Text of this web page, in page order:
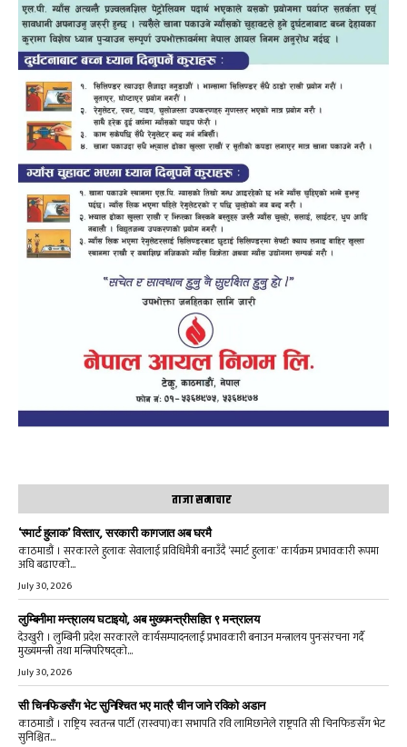
ताजा समाचार
‘स्मार्ट हुलाक’ विस्तार, सरकारी कागजात अब घरमै
काठमाडौं । सरकारले हुलाक सेवालाई प्रविधिमैत्री बनाउँदै ‘स्मार्ट हुलाक’ कार्यक्रम प्रभावकारी रूपमा
अघि बढाएको...
July 30, 2026
लुम्बिनीमा मन्त्रालय घटाइयो, अब मुख्यमन्त्रीसहित ९ मन्त्रालय
देउखुरी । लुम्बिनी प्रदेश सरकारले कार्यसम्पादनलाई प्रभावकारी बनाउन मन्त्रालय पुनःसंरचना गर्दै
मुख्यमन्त्री तथा मन्त्रिपरिषद्को...
July 30, 2026
सी चिनफिङसँग भेट सुनिश्चित भए मात्रै चीन जाने रविको अडान
काठमाडौं । राष्ट्रिय स्वतन्त्र पार्टी (रास्वपा)का सभापति रवि लामिछानेले राष्ट्रपति सी चिनफिङसँग भेट
सुनिश्चित...